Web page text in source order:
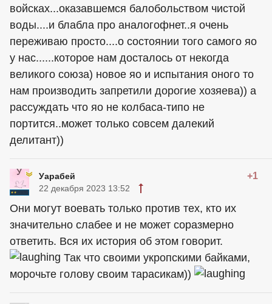
войсках...оказавшемся балобольством чистой
воды....и блабла про аналогофнет..я очень
переживаю просто....о состоянии того самого яо
у нас......которое нам досталось от некогда
великого союза) новое яо и испытания оного то
нам производить запретили дорогие хозяева)) а
рассуждать что яо не колбаса-типо не
портится..может только совсем далекий
делитант))
Уарабей +1
22 декабря 2023 13:52
Они могут воевать только против тех, кто их
значительно слабее и не может соразмерно
ответить. Вся их история об этом говорит.
Так что своими укропскими байками,
морочьте голову своим тарасикам))